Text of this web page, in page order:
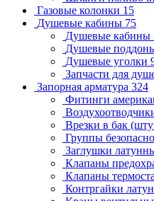
Газовые колонки 15
Душевые кабины 75
Душевые кабины
Душевые
Душевые уголки
Запчасти для
Запорная арматура 324
Фитинги
Врезки в бак
Группы
Заглушки
Клапаны
Клапаны
Контргайки